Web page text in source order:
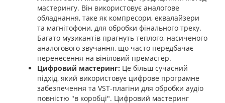
мастерингу. Він використовує аналогове
обладнання, таке як компресори, еквалайзери
та магнітофони, для обробки фінального треку.
Багато музикантів прагнуть теплого, насиченого
аналогового звучання, що часто передбачає
перенесення на вініловий премастер.
Цифровий мастеринг: Це більш сучасний
підхід, який використовує цифрове програмне
забезпечення та VST-плагіни для обробки аудіо
повністю "в коробці". Цифровий мастеринг